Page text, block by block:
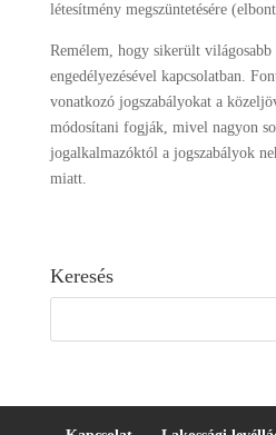
létesítmény megszüntetésére
Remélem, hogy sikerült
engedélyezésével kapcsolatban.
vonatkozó jogszabályokat a
módosítani fogják, mivel nagyon
jogalkalmazóktól a jogszabályok
miatt.
Keresés